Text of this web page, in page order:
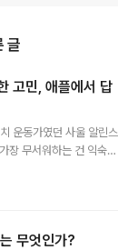
글
고민, 애플에서 답
운동가였던 사울 알린스
무서워하는 건 익숙함
섭다는 건 이해적 측면
적용될 수 있는, 그래서
무엇인가?